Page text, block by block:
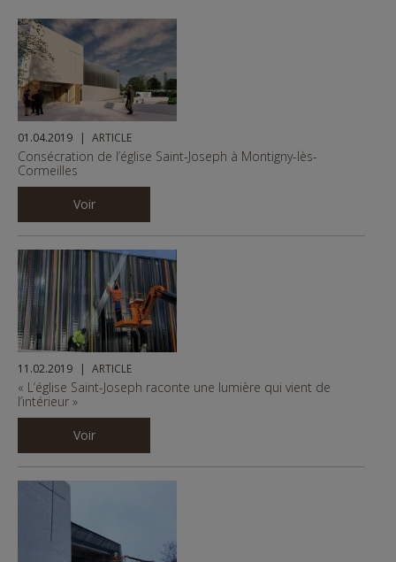
01.04.2019 ARTICLE
Consécration de l’église Saint-Joseph à Montigny-lès-
Cormeilles
Voir
11.02.2019 ARTICLE
« L’église Saint-Joseph raconte une lumière qui vient de
l’intérieur »
Voir